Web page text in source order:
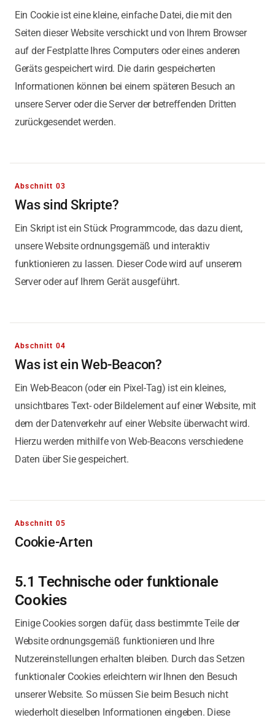
Ein Cookie ist eine kleine, einfache Datei, die mit den
Seiten dieser Website verschickt und von Ihrem Browser
auf der Festplatte Ihres Computers oder eines anderen
Geräts gespeichert wird. Die darin gespeicherten
Informationen können bei einem späteren Besuch an
unsere Server oder die Server der betreffenden Dritten
zurückgesendet werden.
Abschnitt 03
Was sind Skripte?
Ein Skript ist ein Stück Programmcode, das dazu dient,
unsere Website ordnungsgemäß und interaktiv
funktionieren zu lassen. Dieser Code wird auf unserem
Server oder auf Ihrem Gerät ausgeführt.
Abschnitt 04
Was ist ein Web-Beacon?
Ein Web-Beacon (oder ein Pixel-Tag) ist ein kleines,
unsichtbares Text- oder Bildelement auf einer Website, mit
dem der Datenverkehr auf einer Website überwacht wird.
Hierzu werden mithilfe von Web-Beacons verschiedene
Daten über Sie gespeichert.
Abschnitt 05
Cookie-Arten
5.1 Technische oder funktionale
Cookies
Einige Cookies sorgen dafür, dass bestimmte Teile der
Website ordnungsgemäß funktionieren und Ihre
Nutzereinstellungen erhalten bleiben. Durch das Setzen
funktionaler Cookies erleichtern wir Ihnen den Besuch
unserer Website. So müssen Sie beim Besuch nicht
wiederholt dieselben Informationen eingeben. Diese